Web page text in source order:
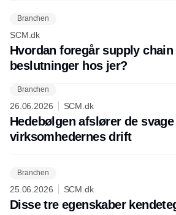
Branchen
SCM.dk
Hvordan foregår supply chain
beslutninger hos jer?
Branchen
26.06.2026 SCM.dk
Hedebølgen afslører de
virksomhedernes drift
Branchen
25.06.2026 SCM.dk
Disse tre egenskaber